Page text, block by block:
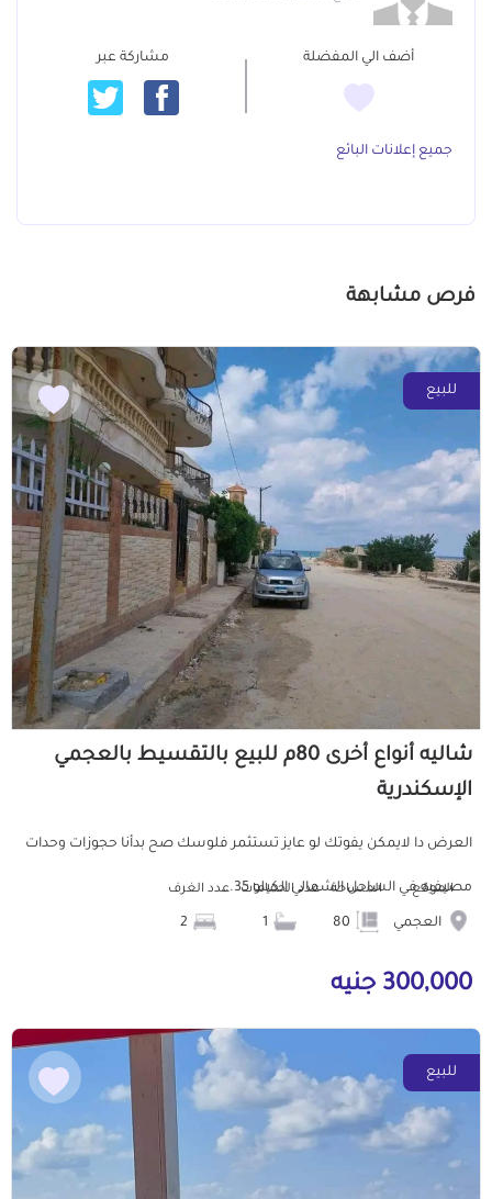
أضف الي المفضلة مشاركة عبر
جميع إعلانات البائع
فرص مشابهة
للبيع
شاليه أنواع أخرى 80م للبيع بالتقسيط بالعجمي
الإسكندرية
العرض دا لايمكن يفوتك لو عايز تستثمر فلوسك صح بدأنا حجوزات وحدات
مصيفيه في الساحل الشمالي الكيلو 35...
الموقع
العجمي
المساحة عدد الحمامات عدد الغرف
300,000 جنيه
للبيع